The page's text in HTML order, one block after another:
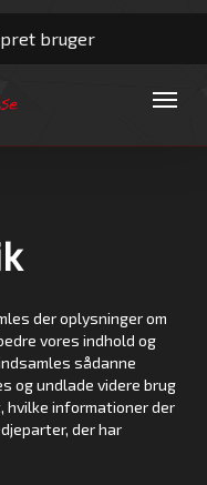
bruger
Menu
der oplysninger om
vores indhold og
sådanne
og undlade videre brug
hvilke informationer der
der har